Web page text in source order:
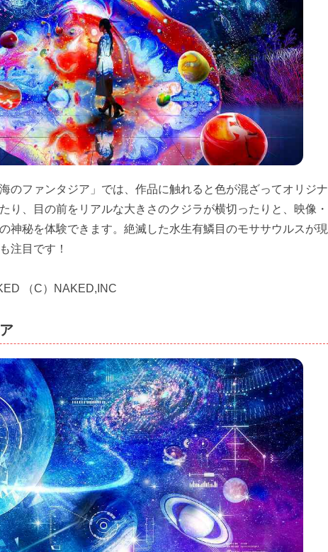
のファンタジア」では、作品に触れると色が混ざってオリジナ
り、目の前をリアルな大きさのクジラが横切ったりと、映像・
神秘を体験できます。絶滅した水生有鱗目のモササウルスが現
注目です！
（C）NAKED,INC